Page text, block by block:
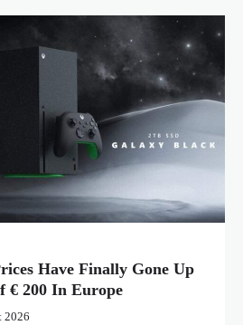
Have Finally Gone Up
€ 200 In Europe
2026